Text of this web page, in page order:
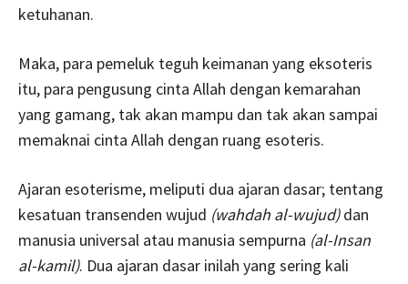
ketuhanan.
Maka, para pemeluk teguh keimanan yang eksoteris
itu, para pengusung cinta Allah dengan kemarahan
yang gamang, tak akan mampu dan tak akan sampai
memaknai cinta Allah dengan ruang esoteris.
Ajaran esoterisme, meliputi dua ajaran dasar; tentang
kesatuan transenden wujud (wahdah al-wujud)dan
manusia universal atau manusia sempurna (al-Insan
al-kamil). Dua ajaran dasar inilah yang sering kali